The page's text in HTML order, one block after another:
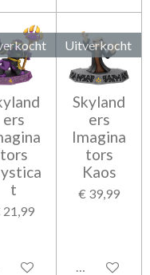
ers
tors
t
21,99
mij op de hoogte
Uitverkocht
Skyland
ers
Imagina
tors
Kaos
€ 39,99
Houd mij op